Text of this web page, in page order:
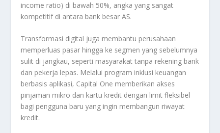
income ratio) di bawah 50%, angka yang sangat
kompetitif di antara bank besar AS.
Transformasi digital juga membantu perusahaan
memperluas pasar hingga ke segmen yang sebelumnya
sulit di jangkau, seperti masyarakat tanpa rekening bank
dan pekerja lepas. Melalui program inklusi keuangan
berbasis aplikasi, Capital One memberikan akses
pinjaman mikro dan kartu kredit dengan limit fleksibel
bagi pengguna baru yang ingin membangun riwayat
kredit.